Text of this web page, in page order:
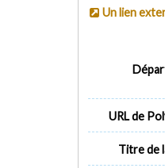
Un lien
URL de
Titre de